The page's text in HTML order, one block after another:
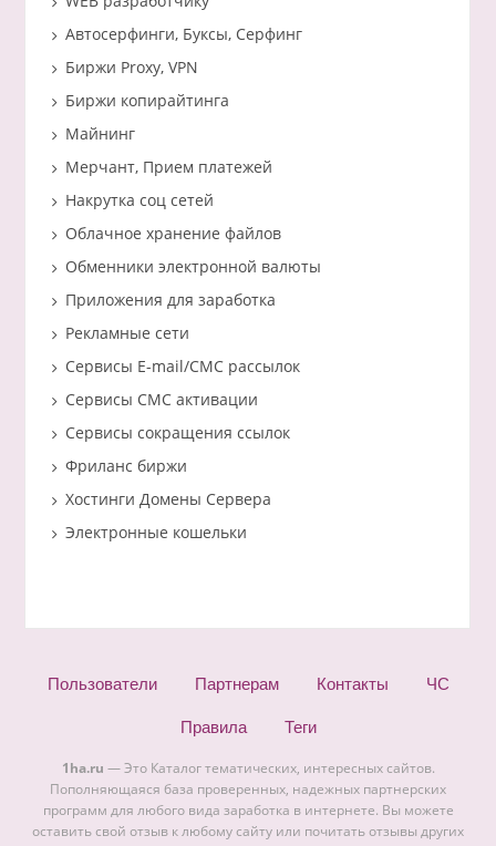
Автосерфинги, Буксы, Серфинг
Биржи Proxy, VPN
Биржи копирайтинга
Майнинг
Мерчант, Прием платежей
Накрутка соц сетей
Облачное хранение файлов
Обменники электронной валюты
Приложения для заработка
Рекламные сети
Сервисы E-mail/СМС рассылок
Сервисы СМС активации
Сервисы сокращения ссылок
Фриланс биржи
Хостинги Домены Сервера
Электронные кошельки
Пользователи Партнерам Контакты ЧС
Правила Теги
1ha.ru — Это Каталог тематических, интересных сайтов.
Пополняющаяся база проверенных, надежных партнерских
программ для любого вида заработка в интернете. Вы можете
оставить свой отзыв к любому сайту или почитать отзывы других